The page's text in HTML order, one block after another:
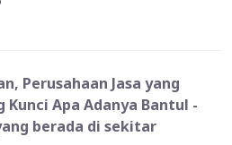
Perusahaan Jasa yang
Kunci Apa Adanya Bantul -
berada di sekitar